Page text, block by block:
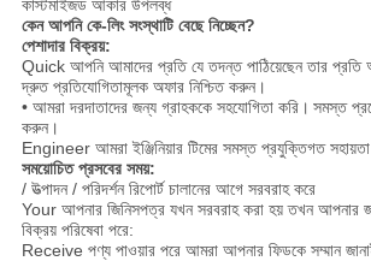
কাস্টমাইজড আকার উপলব্ধ
কেন আপনি কে-লিং সংস্থাটি বেছে নিচ্ছেন?
পেশাদার বিক্রয়:
Quick আপনি আমাদের প্রতি যে তদন্ত পাঠিয়েছেন তার প্রতি
দ্রুত প্রতিযোগিতামূলক অফার নিশ্চিত করুন।
• আমরা দরদাতাদের জন্য গ্রাহককে সহযোগিতা করি। সমস্ত
করুন।
Engineer আমরা ইঞ্জিনিয়ার টিমের সমস্ত প্রযুক্তিগত
সময়োচিত প্রসবের সময়:
/ উত্পাদন / পরিদর্শন রিপোর্ট চালানের আগে সরবরাহ করে
Your আপনার জিনিসপত্র যখন সরবরাহ করা হয় তখন আপনার
বিক্রয় পরিষেবা পরে:
Receive পণ্য পাওয়ার পরে আমরা আপনার ফিডকে সম্মান